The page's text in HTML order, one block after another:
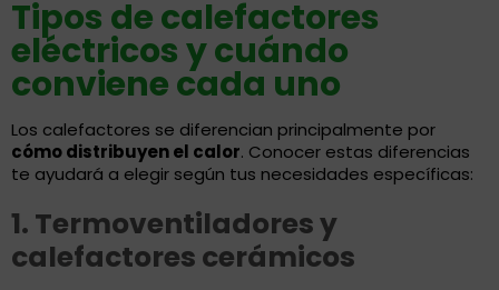
Tipos de calefactores
eléctricos y cuándo
conviene cada uno
Los calefactores se diferencian principalmente por
cómo distribuyen el calor. Conocer estas diferencias
te ayudará a elegir según tus necesidades específicas:
1. Termoventiladores y
calefactores cerámicos